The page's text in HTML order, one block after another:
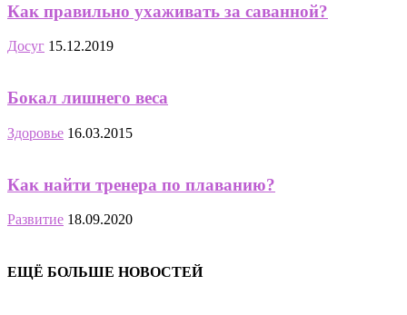
Как правильно ухаживать за саванной?
Досуг 15.12.2019
Бокал лишнего веса
Здоровье 16.03.2015
Как найти тренера по плаванию?
Развитие 18.09.2020
ЕЩЁ БОЛЬШЕ НОВОСТЕЙ